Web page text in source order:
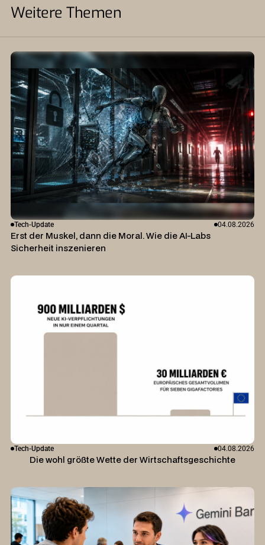
Weitere Themen
Tech-Update 04.08.2026
Erst der Muskel, dann die Moral. Wie die AI-Labs
Sicherheit inszenieren
Tech-Update 04.08.2026
Die wohl größte Wette der Wirtschaftsgeschichte